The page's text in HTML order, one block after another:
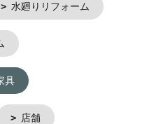
水廻りリフォーム
具
店舗